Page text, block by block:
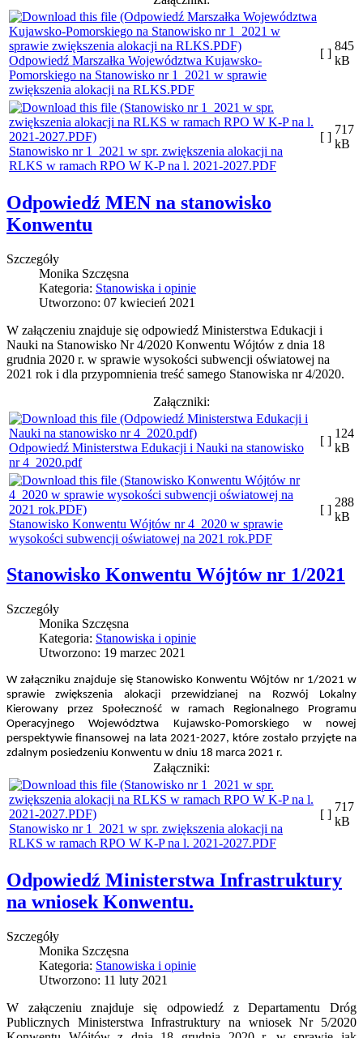
Odpowiedź Marszałka Województwa Kujawsko-
Pomorskiego na Stanowisko nr 1_2021 w sprawie
zwiększenia alokacji na RLKS.PDF
[ ]
845
kB
Stanowisko nr 1_2021 w spr. zwiększenia alokacji na
RLKS w ramach RPO W K-P na l. 2021-2027.PDF
[ ]
717
kB
Odpowiedź MEN na stanowisko
Konwentu
Szczegóły
Monika Szczęsna
Kategoria: Stanowiska i opinie
Utworzono: 07 kwiecień 2021
W załączeniu znajduje się odpowiedź Ministerstwa Edukacji i
Nauki na Stanowisko Nr 4/2020 Konwentu Wójtów z dnia 18
grudnia 2020 r. w sprawie wysokości subwencji oświatowej na
2021 rok i dla przypomnienia treść samego Stanowiska nr 4/2020.
Załączniki:
Odpowiedź Ministerstwa Edukacji i Nauki na stanowisko
nr 4_2020.pdf
[ ]
124
kB
Stanowisko Konwentu Wójtów nr 4_2020 w sprawie
wysokości subwencji oświatowej na 2021 rok.PDF
[ ]
288
kB
Stanowisko Konwentu Wójtów nr 1/2021
Szczegóły
Monika Szczęsna
Kategoria: Stanowiska i opinie
Utworzono: 19 marzec 2021
W załączniku znajduje się Stanowisko Konwentu Wójtów nr 1/2021 w
sprawie zwiększenia alokacji przewidzianej na Rozwój Lokalny
Kierowany przez Społeczność w ramach Regionalnego Programu
Operacyjnego Województwa Kujawsko-Pomorskiego w nowej
perspektywie finansowej na lata 2021-2027, które zostało przyjęte na
zdalnym posiedzeniu Konwentu w dniu 18 marca 2021 r.
Załączniki:
Stanowisko nr 1_2021 w spr. zwiększenia alokacji na
RLKS w ramach RPO W K-P na l. 2021-2027.PDF
[ ]
717
kB
Odpowiedź Ministerstwa Infrastruktury
na wniosek Konwentu.
Szczegóły
Monika Szczęsna
Kategoria: Stanowiska i opinie
Utworzono: 11 luty 2021
W załączeniu znajduje się odpowiedź z Departamentu Dróg
Publicznych Ministerstwa Infrastruktury na wniosek Nr 5/2020